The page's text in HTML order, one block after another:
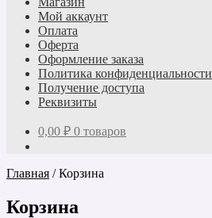
Мой аккаунт
Оплата
Оферта
Оформление заказа
Политика конфиденциальности
Получение доступа
Реквизиты
0,00 ₽ 0 товаров
Главная /Корзина
Корзина